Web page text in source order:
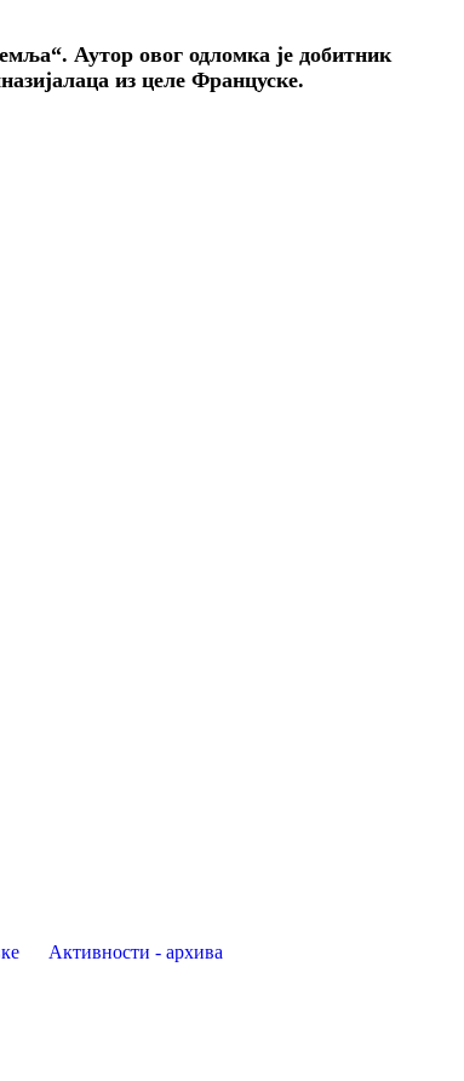
Аутор овог одломка је добитник
из целе Француске.
Активности - архива